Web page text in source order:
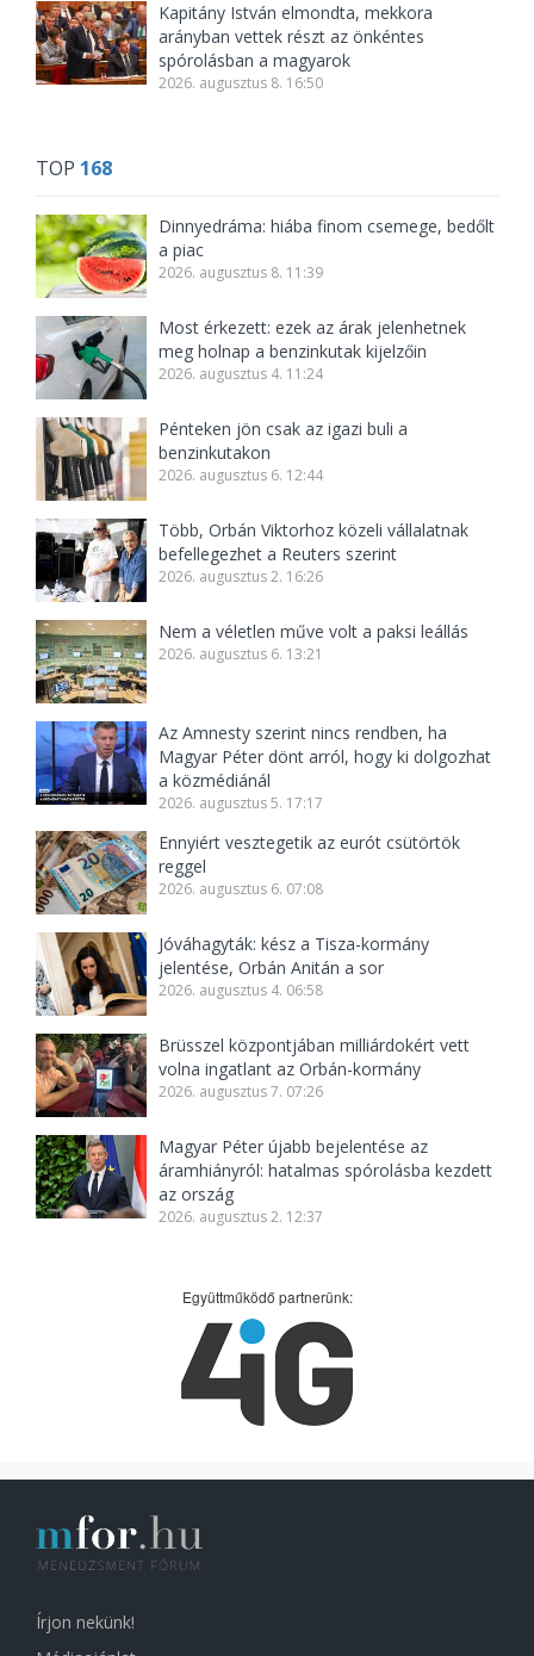
Kapitány István elmondta, mekkora
arányban vettek részt az önkéntes
spórolásban a magyarok
2026. augusztus 8. 16:50
TOP 168
Dinnyedráma: hiába finom csemege, bedőlt
a piac
2026. augusztus 8. 11:39
Most érkezett: ezek az árak jelenhetnek
meg holnap a benzinkutak kijelzőin
2026. augusztus 4. 11:24
Pénteken jön csak az igazi buli a
benzinkutakon
2026. augusztus 6. 12:44
Több, Orbán Viktorhoz közeli vállalatnak
befellegezhet a Reuters szerint
2026. augusztus 2. 16:26
Nem a véletlen műve volt a paksi leállás
2026. augusztus 6. 13:21
Az Amnesty szerint nincs rendben, ha
Magyar Péter dönt arról, hogy ki dolgozhat
a közmédiánál
2026. augusztus 5. 17:17
Ennyiért vesztegetik az eurót csütörtök
reggel
2026. augusztus 6. 07:08
Jóváhagyták: kész a Tisza-kormány
jelentése, Orbán Anitán a sor
2026. augusztus 4. 06:58
Brüsszel központjában milliárdokért vett
volna ingatlant az Orbán-kormány
2026. augusztus 7. 07:26
Magyar Péter újabb bejelentése az
áramhiányról: hatalmas spórolásba kezdett
az ország
2026. augusztus 2. 12:37
Együttműködő partnerünk:
Írjon nekünk!